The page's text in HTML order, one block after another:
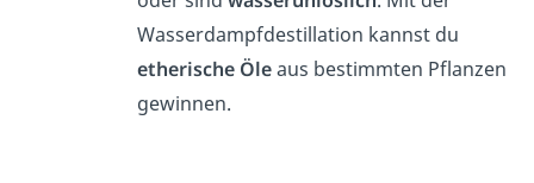
Wasserdampfdestillation kannst du
etherische Öleaus bestimmten Pflanzen
gewinnen.